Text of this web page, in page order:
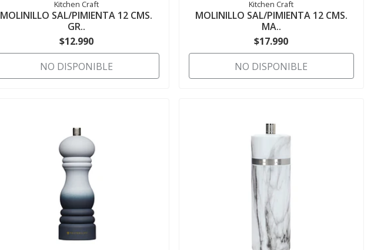
Kitchen Craft
MOLINILLO SAL/PIMIENTA 12 CMS.
GR..
$12.990
NO DISPONIBLE
Kitchen Craft
MOLINILLO SAL/PIMIENTA 12 CMS.
MA..
$17.990
NO DISPONIBLE